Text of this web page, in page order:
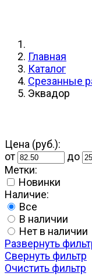
Главная
Каталог
Срезанные
Эквадор
Цена (руб.):
от
до
Метки:
Новинки
Наличие:
Все
В наличии
Нет в наличии
Развернуть
Свернуть фильтр
Очистить фильтр